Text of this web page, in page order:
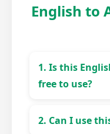
English to
1. Is this
free to use?
2. Can I use